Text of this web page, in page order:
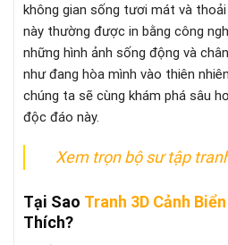
không gian sống tươi mát và
này thường được in bằng công
những hình ảnh sống động và
như đang hòa mình vào thiên
chúng ta sẽ cùng khám phá sâu
độc đáo này.
Xem trọn bộ sư tập
Tại Sao Tranh 3D Cảnh Biển
Thích?